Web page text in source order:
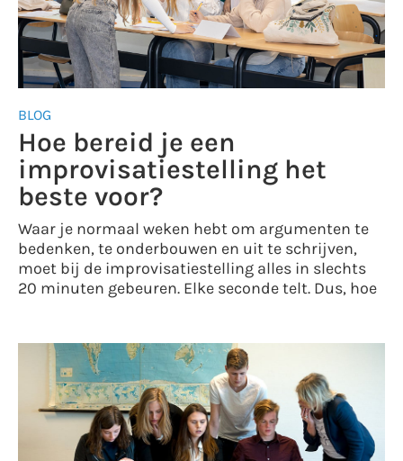
BLOG
Hoe bereid je een
improvisatiestelling het
beste voor?
Waar je normaal weken hebt om argumenten te
bedenken, te onderbouwen en uit te schrijven,
moet bij de improvisatiestelling alles in slechts
20 minuten gebeuren. Elke seconde telt. Dus, hoe